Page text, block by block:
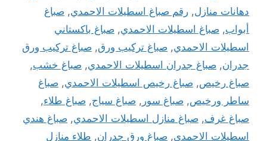
دهانات منازل, رقم صباغ اسطيلات الاحمدي, صباغ
أبواب, صباغ اسطيلات الاحمدي, صباغ باكستاني
اسطيلات الاحمدي, صباغ تركيب ورق, صباغ تركيب ورق
جدران, صباغ جدران اسطيلات الاحمدي, صباغ خشب,
صباغ رخيص, صباغ رخيص اسطيلات الاحمدي, صباغ
ساطر ورخيص, صباغ سور , صباغ سياج, صباغ طلاء,
صباغ غرف, صباغ منازل اسطيلات الاحمدي, صباغ هندي
اسطيلات الاحمدي, صباغ ورق جدران, طلاء منازل